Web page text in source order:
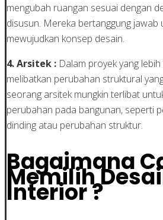
mengubah ruangan sesuai dengan
disusun. Mereka bertanggung jawab
mewujudkan konsep desain.
4. Arsitek : Dalam proyek yang
melibatkan perubahan struktural
seorang arsitek mungkin terlibat
perubahan pada bangunan, seperti
dinding atau perubahan struktur.
Bagaimana
Memilih
Interior ?